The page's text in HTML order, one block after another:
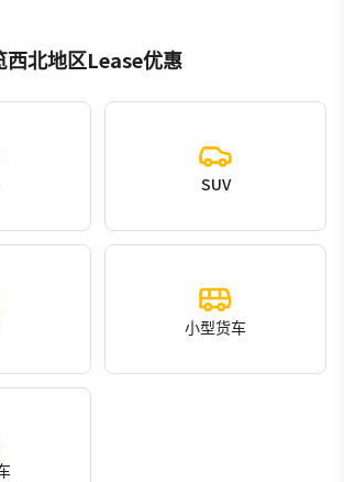
西北地区Lease优惠
SUV
小型货车